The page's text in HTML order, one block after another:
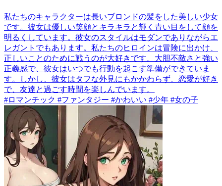
私たちのキャラクターは長いブロンドの髪をした美しい少女
です。彼女は優しい笑顔とキラキラと輝く青い目をして顔を
明るくしています。彼女のスタイルはモダンでありながらエ
レガントでもあります。私たちのヒロインは冒険に出かけ、
正しいことのために戦うのが大好きです。大胆不敵さと強い
正義感で、彼女はいつでも行動を起こす準備ができていま
す。しかし、彼女はタフな外見にもかかわらず、恋愛が好き
で、友達と過ごす時間を楽しんでいます。
#ロマンチック #ファンタジー #かわいい #少年 #女の子